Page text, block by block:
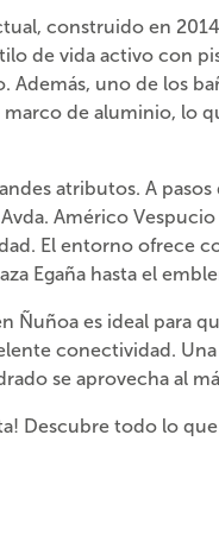
construido en
de vida activo con
Además, uno de los
marco de aluminio, lo
atributos. A pasos
Américo
El entorno ofrece
Egaña hasta el
Ñuñoa es ideal para
conectividad.
se aprovecha al
Descubre todo lo